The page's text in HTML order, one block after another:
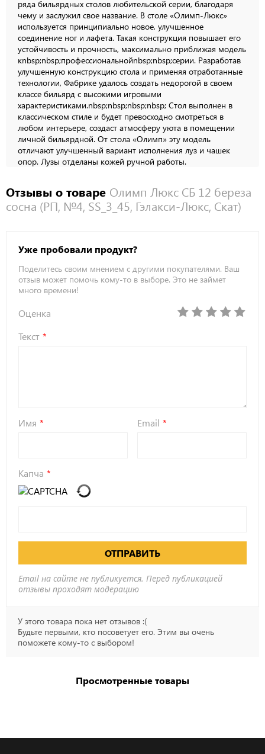
ряда бильярдных столов любительской серии, благодаря
чему и заслужил свое название. В столе «Олимп-Люкс»
используется принципиально новое, улучшенное
соединение ног и лафета. Такая конструкция повышает его
устойчивость и прочность, максимально приближая модель
кnbsp;nbsp;профессиональнойnbsp;nbsp;серии. Разработав
улучшенную конструкцию стола и применяя отработанные
технологии, Фабрике удалось создать недорогой в своем
классе бильярд с высокими игровыми
характеристиками.nbsp;nbsp;nbsp;nbsp; Стол выполнен в
классическом стиле и будет превосходно смотреться в
любом интерьере, создаст атмосферу уюта в помещении
личной бильярдной. От стола «Олимп» эту модель
отличают улучшенный вариант исполнения луз и чашек
опор. Лузы отделаны кожей ручной работы.
Отзывы о товаре Олимп Люкс СБ 12 береза
сосна (РП, №4, SS_3_45, Гэлакси-Люкс, Скат)
Уже пробовали продукт?
Поделитесь своим мнением с другими покупателями. Ваш
отзыв может помочь кому-то в выборе. Это не займет
много времени!
Оценка
Текст
Имя Email
Капча
ОТПРАВИТЬ
Email на сайте не публикуется. Перед публикацией
отзывы проходят модерацию
У этого товара пока нет отзывов :(
Будьте первыми, кто посоветует его. Этим вы очень
поможете кому-то с выбором!
Просмотренные товары